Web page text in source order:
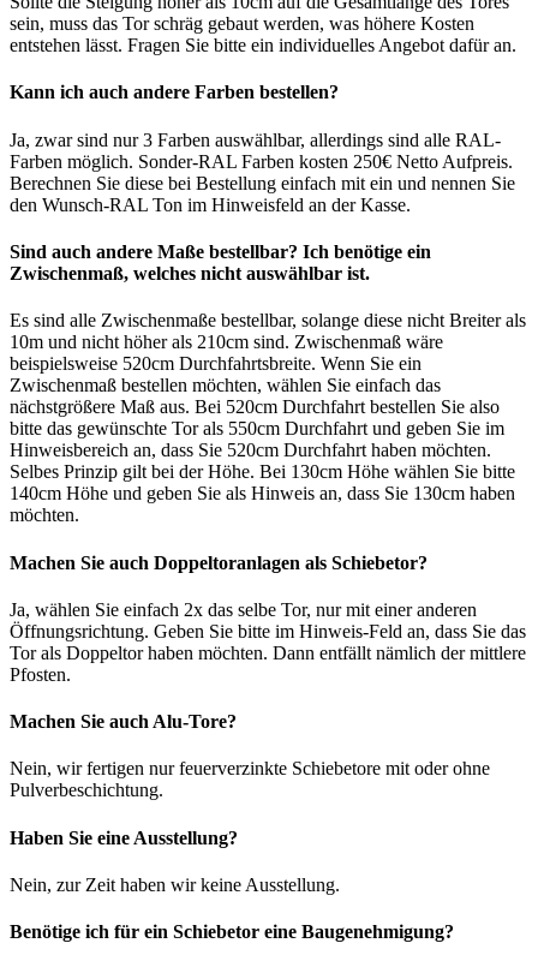
sein, muss das Tor schräg gebaut werden, was höhere Kosten
entstehen lässt. Fragen Sie bitte ein individuelles Angebot dafür an.
Kann ich auch andere Farben bestellen?
Ja, zwar sind nur 3 Farben auswählbar, allerdings sind alle RAL-
Farben möglich. Sonder-RAL Farben kosten 250€ Netto Aufpreis.
Berechnen Sie diese bei Bestellung einfach mit ein und nennen Sie
den Wunsch-RAL Ton im Hinweisfeld an der Kasse.
Sind auch andere Maße bestellbar? Ich benötige ein
Zwischenmaß, welches nicht auswählbar ist.
Es sind alle Zwischenmaße bestellbar, solange diese nicht Breiter als
10m und nicht höher als 210cm sind. Zwischenmaß wäre
beispielsweise 520cm Durchfahrtsbreite. Wenn Sie ein
Zwischenmaß bestellen möchten, wählen Sie einfach das
nächstgrößere Maß aus. Bei 520cm Durchfahrt bestellen Sie also
bitte das gewünschte Tor als 550cm Durchfahrt und geben Sie im
Hinweisbereich an, dass Sie 520cm Durchfahrt haben möchten.
Selbes Prinzip gilt bei der Höhe. Bei 130cm Höhe wählen Sie bitte
140cm Höhe und geben Sie als Hinweis an, dass Sie 130cm haben
möchten.
Machen Sie auch Doppeltoranlagen als Schiebetor?
Ja, wählen Sie einfach 2x das selbe Tor, nur mit einer anderen
Öffnungsrichtung. Geben Sie bitte im Hinweis-Feld an, dass Sie das
Tor als Doppeltor haben möchten. Dann entfällt nämlich der mittlere
Pfosten.
Machen Sie auch Alu-Tore?
Nein, wir fertigen nur feuerverzinkte Schiebetore mit oder ohne
Pulverbeschichtung.
Haben Sie eine Ausstellung?
Nein, zur Zeit haben wir keine Ausstellung.
Benötige ich für ein Schiebetor eine Baugenehmigung?